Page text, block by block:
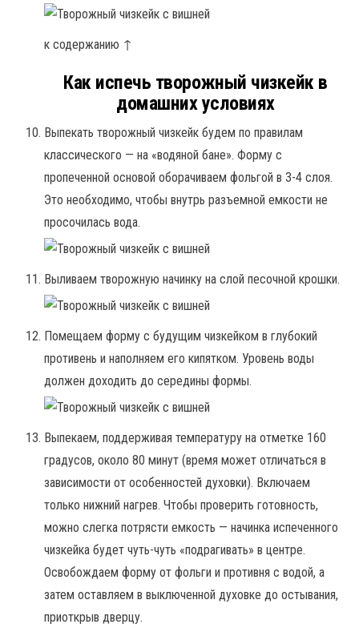
к содержанию ↑
Как испечь творожный чизкейк в
домашних условиях
Выпекать творожный чизкейк будем по правилам
классического — на «водяной бане». Форму с
пропеченной основой оборачиваем фольгой в 3-4 слоя.
Это необходимо, чтобы внутрь разъемной емкости не
просочилась вода.
Выливаем творожную начинку на слой песочной крошки.
Помещаем форму с будущим чизкейком в глубокий
противень и наполняем его кипятком. Уровень воды
должен доходить до середины формы.
Выпекаем, поддерживая температуру на отметке 160
градусов, около 80 минут (время может отличаться в
зависимости от особенностей духовки). Включаем
только нижний нагрев. Чтобы проверить готовность,
можно слегка потрясти емкость — начинка испеченного
чизкейка будет чуть-чуть «подрагивать» в центре.
Освобождаем форму от фольги и противня с водой, а
затем оставляем в выключенной духовке до остывания,
приоткрыв дверцу.